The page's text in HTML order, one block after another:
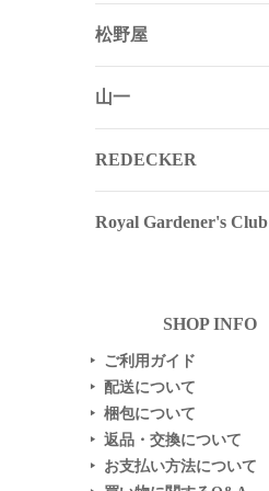
松野屋
山一
REDECKER
Royal Gardener's Club
SHOP INFO
▶ ご利用ガイド
▶ 配送について
▶ 梱包について
▶ 返品・交換について
▶ お支払い方法について